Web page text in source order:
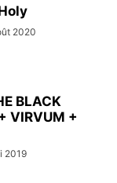
2020
BLACK
VIRVUM +
2019